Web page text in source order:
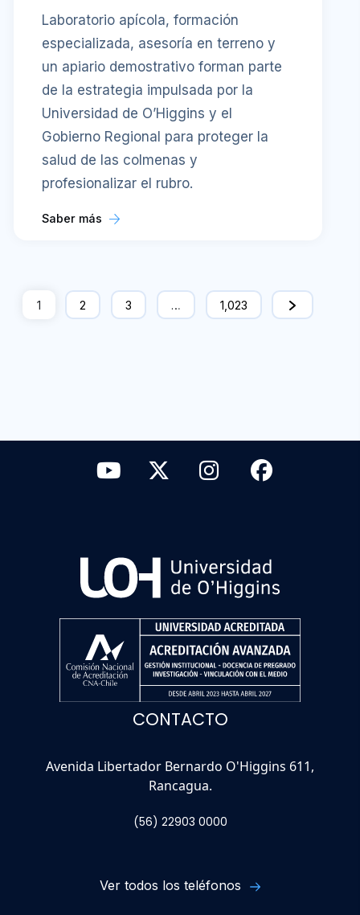
Laboratorio apícola, formación
especializada, asesoría en terreno y
un apiario demostrativo forman parte
de la estrategia impulsada por la
Universidad de O’Higgins y el
Gobierno Regional para proteger la
salud de las colmenas y
profesionalizar el rubro.
Saber más
1 2 3 … 1,023
CONTACTO
Avenida Libertador Bernardo O'Higgins 611,
Rancagua.
(56) 22903 0000
Ver todos los teléfonos